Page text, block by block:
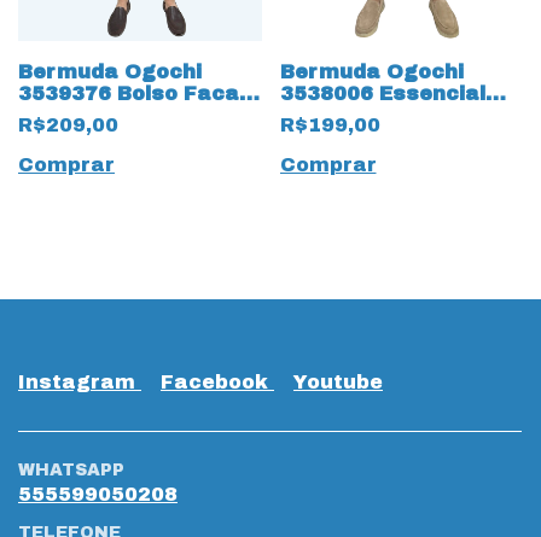
Bermuda Ogochi
3539376 Bolso Faca
Tradicional 19158
Marinho
R$209,00
Comprar
Bermuda Ogochi
3538006 Essencial
19037 com Bolso
Faca
R$199,00
Comprar
Instagram Facebook Youtube
WHATSAPP
555599050208
TELEFONE